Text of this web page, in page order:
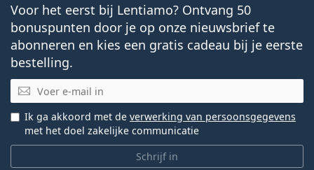
Voor het eerst bij Lentiamo? Ontvang 50
bonuspunten door je op onze nieuwsbrief te
abonneren en kies een gratis cadeau bij je eerste
bestelling.
E-mail
Schrijf in
Ik ga akkoord met de verwerking van persoonsgegevens
met het doel zakelijke communicatie